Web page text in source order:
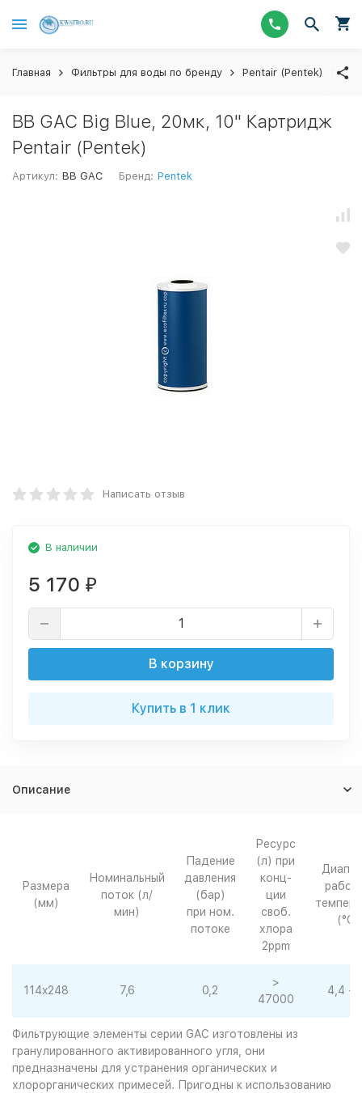
Главная Фильтры для воды по бренду Pentair (Pentek)
BB GAC Big Blue, 20мк, 10" Картридж
Pentair (Pentek)
Артикул: BB GAC Бренд: Pentek
Написать отзыв
В наличии
5 170 ₽
В корзину
Купить в 1 клик
Описание
Размера
(мм)
Номинальный
поток (л/
мин)
Падение
давления
(бар)
при ном.
потоке
Ресурс
(л) при
конц-
ции
своб.
хлора
2ppm
(°C)
114x248 7,6 0,2
>
47000
4,4 -
Фильтрующие элементы серии GAC изготовлены из
гранулированного активированного угля, они
предназначены для устранения органических и
хлорорганических примесей. Пригодны к использованию